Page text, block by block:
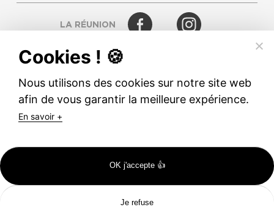
LA RÉUNION
CGV
Cookies ! 🍪
Nous utilisons des cookies sur notre site web
afin de vous garantir la meilleure expérience.
En savoir +
OK j'accepte 👍
Je refuse